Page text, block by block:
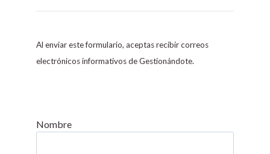
o
s
t
C
Al enviar este formulario, aceptas recibir correos
electrónicos informativos de Gestionándote.
Nombre